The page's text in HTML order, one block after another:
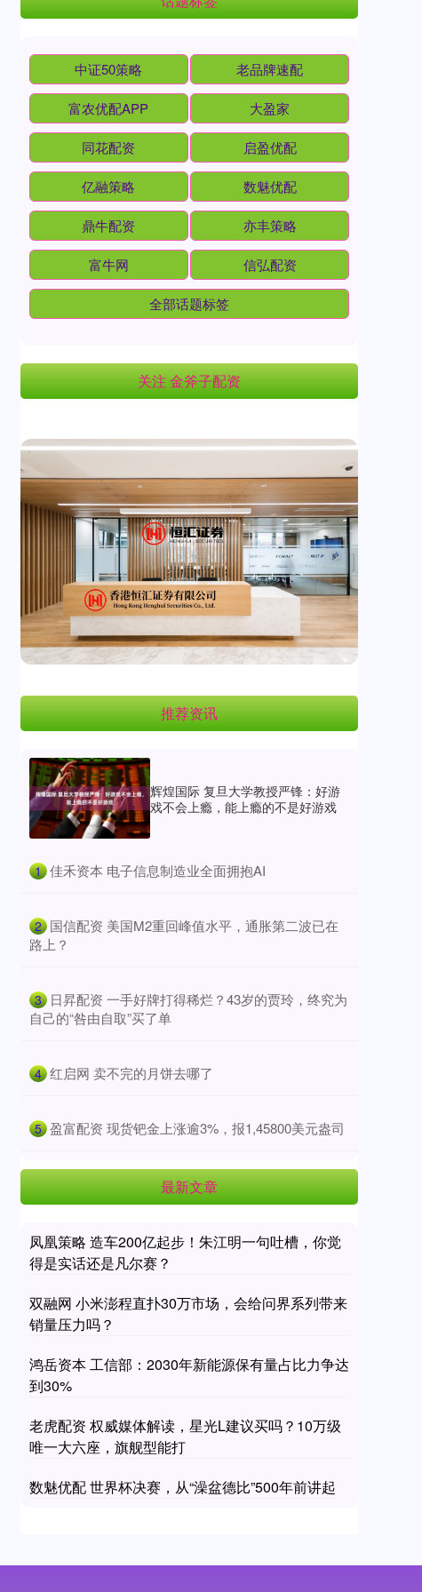
中证50策略 老品牌速配
富农优配APP 大盈家
同花配资 启盈优配
亿融策略 数魅优配
鼎牛配资 亦丰策略
富牛网 信弘配资
全部话题标签
关注 金斧子配资
推荐资讯
辉煌国际 复旦大学教授严锋：好游
戏不会上瘾，能上瘾的不是好游戏
1 ​佳禾资本 电子信息制造业全面拥抱AI
2 ​国信配资 美国M2重回峰值水平，通胀第二波已在
路上？
3 ​日昇配资 一手好牌打得稀烂？43岁的贾玲，终究为
自己的“咎由自取”买了单
4 ​红启网 卖不完的月饼去哪了
5 ​盈富配资 现货钯金上涨逾3%，报1,45800美元盎司
最新文章
凤凰策略 造车200亿起步！朱江明一句吐槽，你觉
得是实话还是凡尔赛？
双融网 小米澎程直扑30万市场，会给问界系列带来
销量压力吗？
鸿岳资本 工信部：2030年新能源保有量占比力争达
到30%
老虎配资 权威媒体解读，星光L建议买吗？10万级
唯一大六座，旗舰型能打
数魅优配 世界杯决赛，从“澡盆德比”500年前讲起